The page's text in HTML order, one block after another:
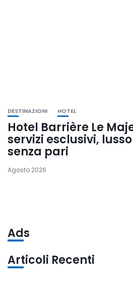
DESTINAZIONI HOTEL
Hotel Barrière Le
servizi esclusivi,
senza pari
Agosto 2026
Ads
Articoli Recenti